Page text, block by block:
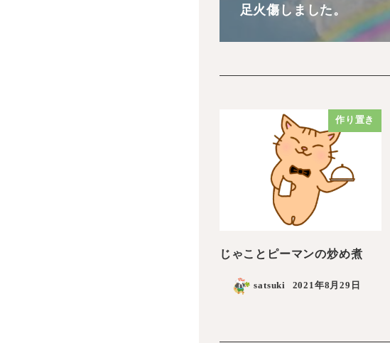
足火傷しました。
作り置き
じゃことピーマンの炒め煮
satsuki 2021年8月29日